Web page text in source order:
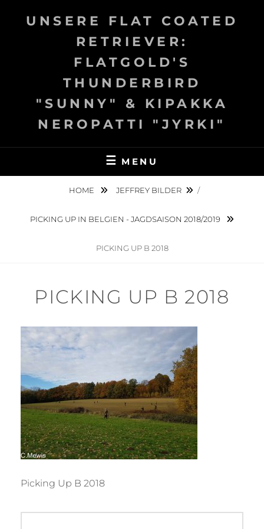
UNSERE FLAT COATED
RETRIEVER:
FLATGOLD'S
THUNDERBIRD
"SUNNY" & KIPAKKA
NEROPATTI "JYRKI"
MENU
HOME JEFFREY BILDER /
PICKING UP IN BELGIEN - JAGDSAISON 2018/2019
PICKING UP B 2018
PICKING UP B 2018
Picking Up B 2018